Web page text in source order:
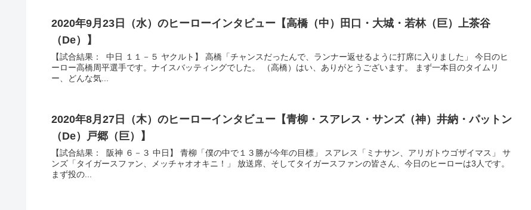
2020年9月23日（水）のヒーローインタビュー【高橋（中）田口・大城・若林（巨）上茶谷
（De）】
【試合結果： 中日 １１－５ ヤクルト】 高橋「チャンスだったんで、ランナー返せるように打席に入りました」 今日のヒ
ーロー高橋周平選手です。ナイスバッティングでした。 （高橋）はい、ありがとうございます。 まず一本目のタイムリ
ー、どんな気...
2020年8月27日（木）のヒーローインタビュー【青柳・スアレス・サンズ（神）井納・パットン
（De）戸郷（巨）】
【試合結果： 阪神 ６－３ 中日】 青柳「僕の中で１３勝が今年の目標」 スアレス「ミナサン、アリガトウゴザイマス」 サ
ンズ「タイガースファン、メッチャオオキニ！」 放送席、そしてタイガースファンの皆さん、今日のヒーローは3人です。
まず投の...